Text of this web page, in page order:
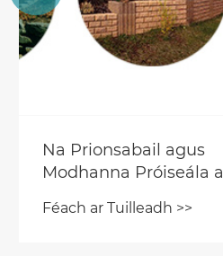
Na Prionsabail agus
Modhanna Próiseála a
Hollow a Iniúchadh
Féach ar Tuilleadh >>